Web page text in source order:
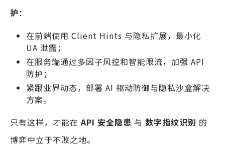
护：
在前端使用 Client Hints 与隐私扩展，最小化
UA 泄露；
在服务端通过多因子风控和智能限流，加强 API
防护；
紧跟业界动态，部署 AI 驱动防御与隐私沙盒解决
方案。
只有这样，才能在API 安全隐患 与 数字指纹识别 的
博弈中立于不败之地。